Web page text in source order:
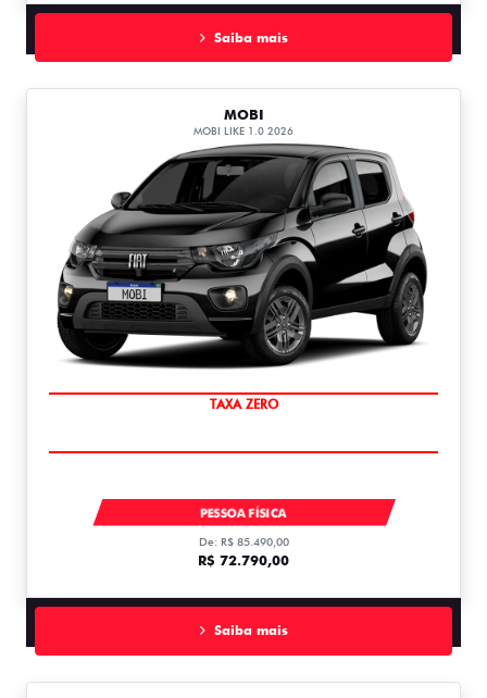
Saiba mais
MOBI
MOBI LIKE 1.0 2026
PREÇO IMPERDÍVEL
MOBI LIKE 1.0 MT FLEX 1.0
PESSOA FÍSICA
De: R$ 85.490,00
R$ 72.790,00
Saiba mais